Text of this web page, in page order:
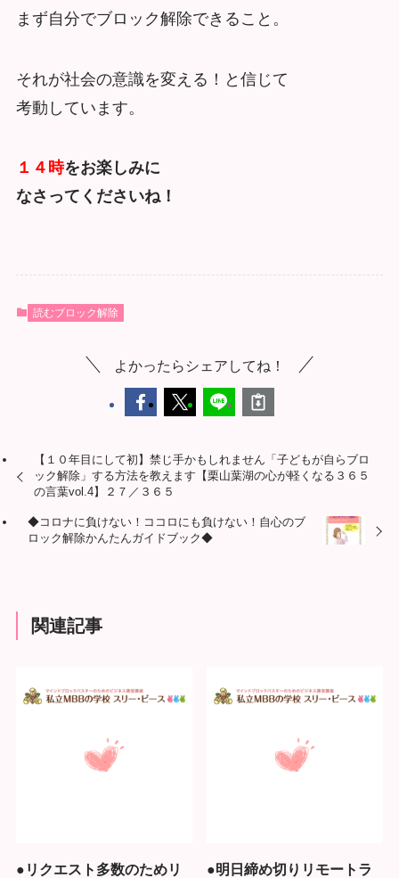
まず自分でブロック解除できること。
それが社会の意識を変える！と信じて
考動しています。
１４時をお楽しみに
なさってくださいね！
読むブロック解除
よかったらシェアしてね！
【１０年目にして初】禁じ手かもしれません「子どもが自らブロ
ック解除」する方法を教えます【栗山葉湖の心が軽くなる３６５
の言葉vol.4】２７／３６５
◆コロナに負けない！ココロにも負けない！自心のブ
ロック解除かんたんガイドブック◆
関連記事
●リクエスト多数のためリ
●明日締め切りリモートラ